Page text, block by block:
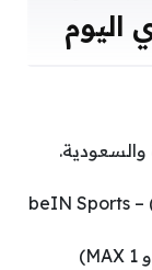
اليوم
القناة الناقلة : beIN Sports (مجانية) – beIN Sports
المعلق: حسن العيدروس (المفتوحة و MAX 1)